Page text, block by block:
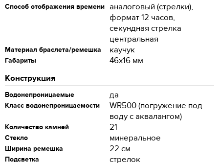
Способ отображения времени аналоговый (стрелки),
формат 12 часов,
секундная стрелка
центральная
Материал браслета/ремешка каучук
Габариты
46x16 мм
Конструкция
Водонепроницаемые да
Класс водонепроницаемости
WR500 (погружение под
воду с аквалангом)
Количество камней 21
Стекло минеральное
Ширина ремешка 22 см
Подсветка стрелок